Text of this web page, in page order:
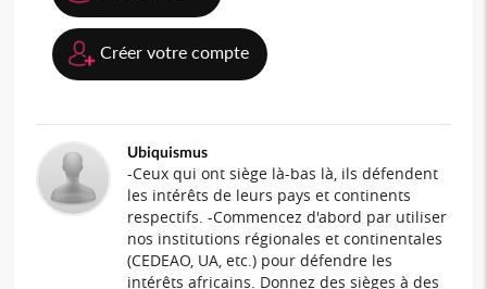
Créer votre compte
Ubiquismus
-Ceux qui ont siège là-bas là, ils défendent
les intérêts de leurs pays et continents
respectifs. -Commencez d'abord par utiliser
nos institutions régionales et continentales
(CEDEAO, UA, etc.) pour défendre les
intérêts africains. Donnez des sièges à des